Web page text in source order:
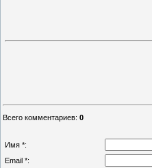
Всего комментариев: 0
Имя *:
Email *: